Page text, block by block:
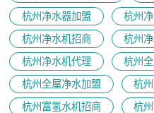
杭州净水器加盟
杭州
杭州净水机招商
杭州
杭州净水机代理
杭州
杭州全屋净水加盟
杭
杭州富氢水机招商
杭